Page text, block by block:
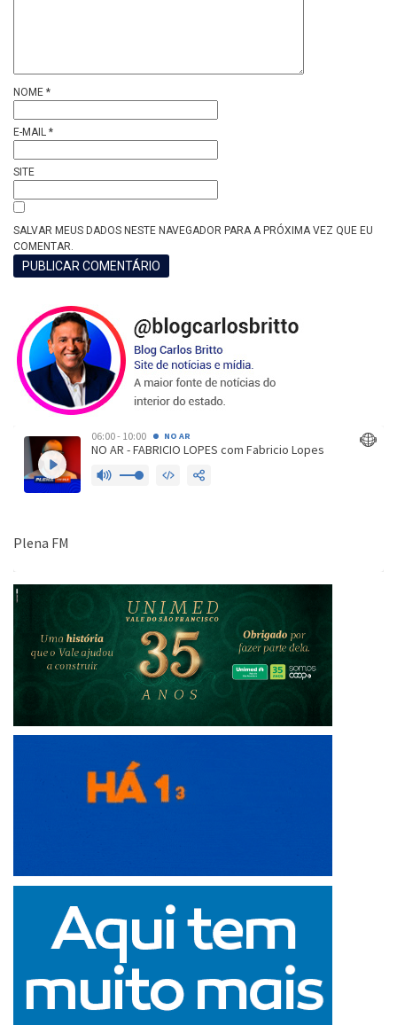
NOME *
E-MAIL *
SITE
SALVAR MEUS DADOS NESTE NAVEGADOR PARA A PRÓXIMA VEZ QUE EU
COMENTAR.